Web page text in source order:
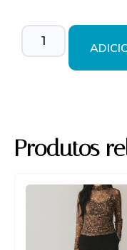
Parcelas:
1x deR$618,00
juros
R$154,50
juros
Produtos